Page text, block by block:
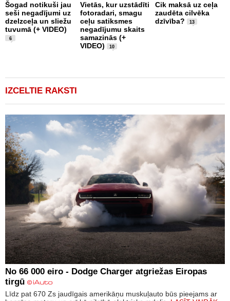
Šogad notikuši jau
seši negadījumi uz
dzelzceļa un sliežu
tuvumā (+ VIDEO)
6
Vietās, kur uzstādīti
fotoradari, smagu
ceļu satiksmes
negadījumu skaits
samazinās (+
VIDEO)
10
Cik maksā uz ceļa
zaudēta cilvēka
dzīvība?
13
IZCELTIE RAKSTI
No 66 000 eiro - Dodge Charger atgriežas Eiropas
tirgū
Līdz pat 670 Zs jaudīgais amerikāņu muskuļauto būs pieejams ar